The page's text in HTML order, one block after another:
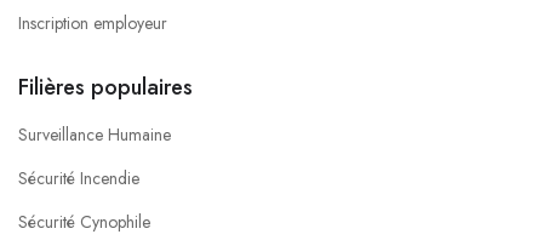
Inscription employeur
Filières populaires
Surveillance Humaine
Sécurité Incendie
Sécurité Cynophile